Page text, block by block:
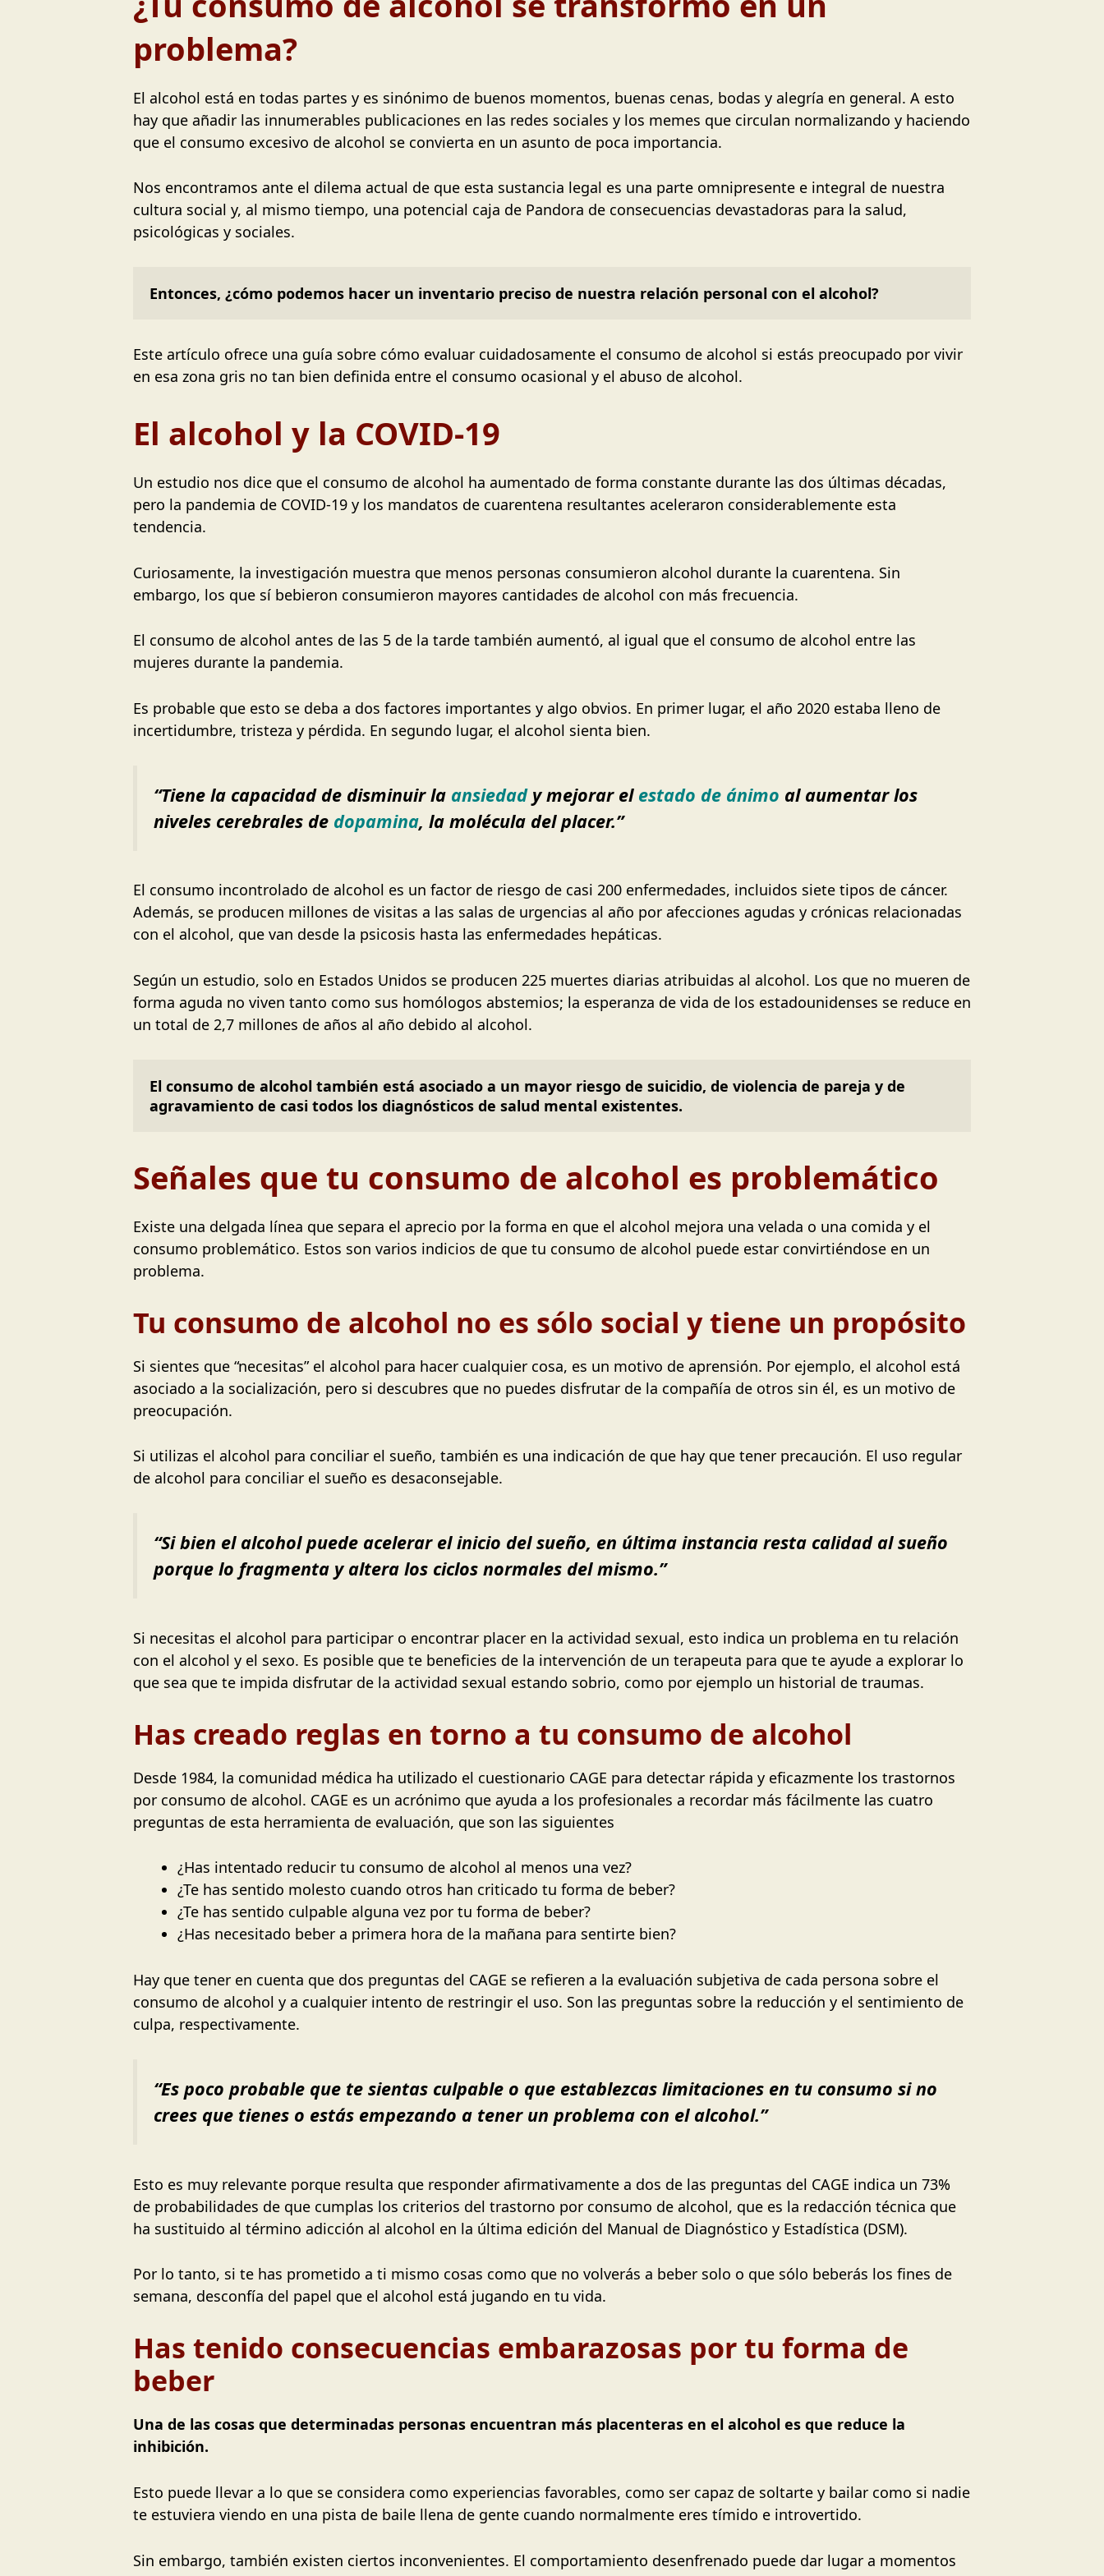
problema?
El alcohol está en todas partes y es sinónimo de buenos momentos, buenas cenas, bodas y alegría en general. A esto
hay que añadir las innumerables publicaciones en las redes sociales y los memes que circulan normalizando y haciendo
que el consumo excesivo de alcohol se convierta en un asunto de poca importancia.
Nos encontramos ante el dilema actual de que esta sustancia legal es una parte omnipresente e integral de nuestra
cultura social y, al mismo tiempo, una potencial caja de Pandora de consecuencias devastadoras para la salud,
psicológicas y sociales.
Entonces, ¿cómo podemos hacer un inventario preciso de nuestra relación personal con el alcohol?
Este artículo ofrece una guía sobre cómo evaluar cuidadosamente el consumo de alcohol si estás preocupado por vivir
en esa zona gris no tan bien definida entre el consumo ocasional y el abuso de alcohol.
El alcohol y la COVID-19
Un estudio nos dice que el consumo de alcohol ha aumentado de forma constante durante las dos últimas décadas,
pero la pandemia de COVID-19 y los mandatos de cuarentena resultantes aceleraron considerablemente esta
tendencia.
Curiosamente, la investigación muestra que menos personas consumieron alcohol durante la cuarentena. Sin
embargo, los que sí bebieron consumieron mayores cantidades de alcohol con más frecuencia.
El consumo de alcohol antes de las 5 de la tarde también aumentó, al igual que el consumo de alcohol entre las
mujeres durante la pandemia.
Es probable que esto se deba a dos factores importantes y algo obvios. En primer lugar, el año 2020 estaba lleno de
incertidumbre, tristeza y pérdida. En segundo lugar, el alcohol sienta bien.
“Tiene la capacidad de disminuir la ansiedady mejorar el estado de ánimo al aumentar los
niveles cerebrales de dopamina, la molécula del placer.”
El consumo incontrolado de alcohol es un factor de riesgo de casi 200 enfermedades, incluidos siete tipos de cáncer.
Además, se producen millones de visitas a las salas de urgencias al año por afecciones agudas y crónicas relacionadas
con el alcohol, que van desde la psicosis hasta las enfermedades hepáticas.
Según un estudio, solo en Estados Unidos se producen 225 muertes diarias atribuidas al alcohol. Los que no mueren de
forma aguda no viven tanto como sus homólogos abstemios; la esperanza de vida de los estadounidenses se reduce en
un total de 2,7 millones de años al año debido al alcohol.
El consumo de alcohol también está asociado a un mayor riesgo de suicidio, de violencia de pareja y de
agravamiento de casi todos los diagnósticos de salud mental existentes.
Señales que tu consumo de alcohol es problemático
Existe una delgada línea que separa el aprecio por la forma en que el alcohol mejora una velada o una comida y el
consumo problemático. Estos son varios indicios de que tu consumo de alcohol puede estar convirtiéndose en un
problema.
Tu consumo de alcohol no es sólo social y tiene un propósito
Si sientes que “necesitas” el alcohol para hacer cualquier cosa, es un motivo de aprensión. Por ejemplo, el alcohol está
asociado a la socialización, pero si descubres que no puedes disfrutar de la compañía de otros sin él, es un motivo de
preocupación.
Si utilizas el alcohol para conciliar el sueño, también es una indicación de que hay que tener precaución. El uso regular
de alcohol para conciliar el sueño es desaconsejable.
“Si bien el alcohol puede acelerar el inicio del sueño, en última instancia resta calidad al sueño
porque lo fragmenta y altera los ciclos normales del mismo.”
Si necesitas el alcohol para participar o encontrar placer en la actividad sexual, esto indica un problema en tu relación
con el alcohol y el sexo. Es posible que te beneficies de la intervención de un terapeuta para que te ayude a explorar lo
que sea que te impida disfrutar de la actividad sexual estando sobrio, como por ejemplo un historial de traumas.
Has creado reglas en torno a tu consumo de alcohol
Desde 1984, la comunidad médica ha utilizado el cuestionario CAGE para detectar rápida y eficazmente los trastornos
por consumo de alcohol. CAGE es un acrónimo que ayuda a los profesionales a recordar más fácilmente las cuatro
preguntas de esta herramienta de evaluación, que son las siguientes
¿Has intentado reducir tu consumo de alcohol al menos una vez?
¿Te has sentido molesto cuando otros han criticado tu forma de beber?
¿Te has sentido culpable alguna vez por tu forma de beber?
¿Has necesitado beber a primera hora de la mañana para sentirte bien?
Hay que tener en cuenta que dos preguntas del CAGE se refieren a la evaluación subjetiva de cada persona sobre el
consumo de alcohol y a cualquier intento de restringir el uso. Son las preguntas sobre la reducción y el sentimiento de
culpa, respectivamente.
“Es poco probable que te sientas culpable o que establezcas limitaciones en tu consumo si no
crees que tienes o estás empezando a tener un problema con el alcohol.”
Esto es muy relevante porque resulta que responder afirmativamente a dos de las preguntas del CAGE indica un 73%
de probabilidades de que cumplas los criterios del trastorno por consumo de alcohol, que es la redacción técnica que
ha sustituido al término adicción al alcohol en la última edición del Manual de Diagnóstico y Estadística (DSM).
Por lo tanto, si te has prometido a ti mismo cosas como que no volverás a beber solo o que sólo beberás los fines de
semana, desconfía del papel que el alcohol está jugando en tu vida.
Has tenido consecuencias embarazosas por tu forma de
beber
Una de las cosas que determinadas personas encuentran más placenteras en el alcohol es que reduce la
inhibición.
Esto puede llevar a lo que se considera como experiencias favorables, como ser capaz de soltarte y bailar como si nadie
te estuviera viendo en una pista de baile llena de gente cuando normalmente eres tímido e introvertido.
Sin embargo, también existen ciertos inconvenientes. El comportamiento desenfrenado puede dar lugar a momentos